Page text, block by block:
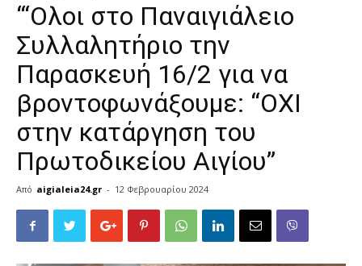
“‘Ολοι στο Παναιγιάλειο
Συλλαλητήριο την
Παρασκευή 16/2 για να
βροντοφωνάξουμε: “ΟΧΙ
στην κατάργηση του
Πρωτοδικείου Αιγίου”
Από aigialeia24.gr - 12 Φεβρουαρίου 2024